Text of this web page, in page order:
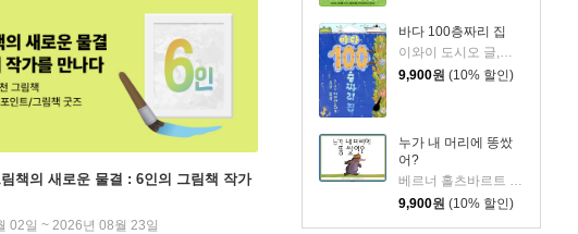
바다 100층짜리 집
이와이 도시오 글,그림/김숙 역
9,900원 (10% 할인)
누가 내 머리에 똥쌌
어?
베르너 홀츠바르트 저/볼프 예를브루흐 그림
9,900원 (10% 할인)
책의 새로운 물결 : 6인의 그림책 작가
02일 ~ 2026년 08월 23일